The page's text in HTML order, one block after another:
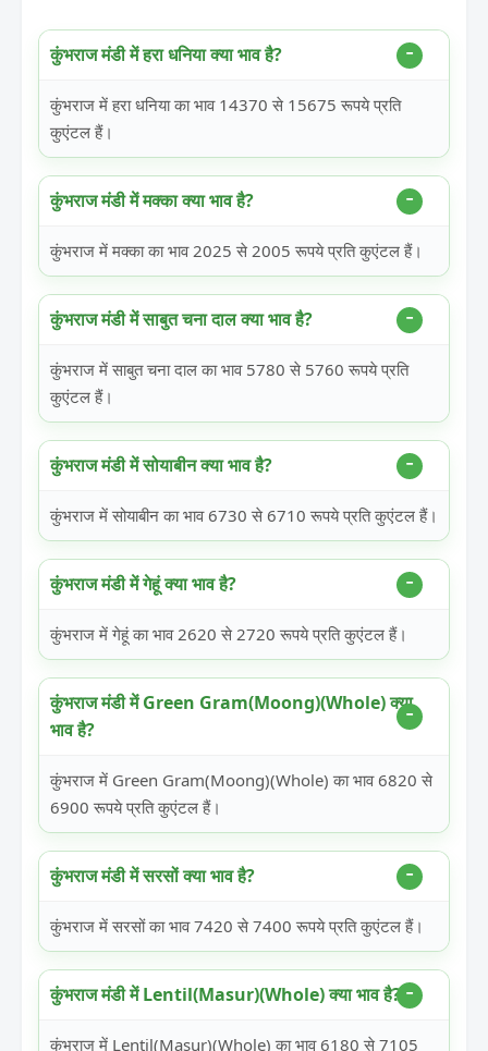
कुंभराज मंडी में हरा धनिया क्या भाव है?
कुंभराज में हरा धनिया का भाव 14370 से 15675 रूपये प्रति
कुएंटल हैं।
कुंभराज मंडी में मक्का क्या भाव है?
कुंभराज में मक्का का भाव 2025 से 2005 रूपये प्रति कुएंटल हैं।
कुंभराज मंडी में साबुत चना दाल क्या भाव है?
कुंभराज में साबुत चना दाल का भाव 5780 से 5760 रूपये प्रति
कुएंटल हैं।
कुंभराज मंडी में सोयाबीन क्या भाव है?
कुंभराज में सोयाबीन का भाव 6730 से 6710 रूपये प्रति कुएंटल हैं।
कुंभराज मंडी में गेहूं क्या भाव है?
कुंभराज में गेहूं का भाव 2620 से 2720 रूपये प्रति कुएंटल हैं।
कुंभराज मंडी में Green Gram(Moong)(Whole) क्या
भाव है?
कुंभराज में Green Gram(Moong)(Whole) का भाव 6820 से
6900 रूपये प्रति कुएंटल हैं।
कुंभराज मंडी में सरसों क्या भाव है?
कुंभराज में सरसों का भाव 7420 से 7400 रूपये प्रति कुएंटल हैं।
कुंभराज मंडी में Lentil(Masur)(Whole) क्या भाव है?
कुंभराज में Lentil(Masur)(Whole) का भाव 6180 से 7105